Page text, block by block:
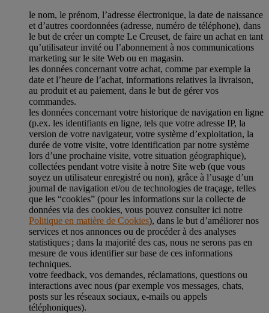
le nom, le prénom, l’adresse électronique, la date de naissance
et d’autres coordonnées (adresse, numéro de téléphone), dans
le but de créer un compte Le Creuset, de faire un achat en tant
qu’utilisateur invité ou l’abonnement à nos communications
marketing sur le site Web ou en magasin.
les données concernant votre achat, comme par exemple la
date et l’heure de l’achat, informations relatives la livraison,
au produit et au paiement, dans le but de gérer vos
commandes.
les données concernant votre historique de navigation en ligne
(p.ex. les identifiants en ligne, tels que votre adresse IP, la
version de votre navigateur, votre système d’exploitation, la
durée de votre visite, votre identification par notre système
lors d’une prochaine visite, votre situation géographique),
collectées pendant votre visite à notre Site web (que vous
soyez un utilisateur enregistré ou non), grâce à l’usage d’un
journal de navigation et/ou de technologies de traçage, telles
que les “cookies” (pour les informations sur la collecte de
données via des cookies, vous pouvez consulter ici notre
Politique en matière de Cookies), dans le but d’améliorer nos
services et nos annonces ou de procéder à des analyses
statistiques ; dans la majorité des cas, nous ne serons pas en
mesure de vous identifier sur base de ces informations
techniques.
votre feedback, vos demandes, réclamations, questions ou
interactions avec nous (par exemple vos messages, chats,
posts sur les réseaux sociaux, e-mails ou appels
téléphoniques).